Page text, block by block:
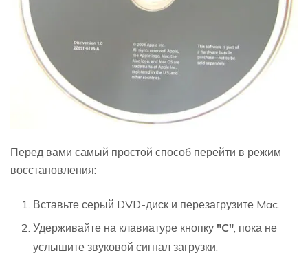
Перед вами самый простой способ перейти в режим
восстановления:
Вставьте серый DVD-диск и перезагрузите Mac.
Удерживайте на клавиатуре кнопку "C" , пока не
услышите звуковой сигнал загрузки.